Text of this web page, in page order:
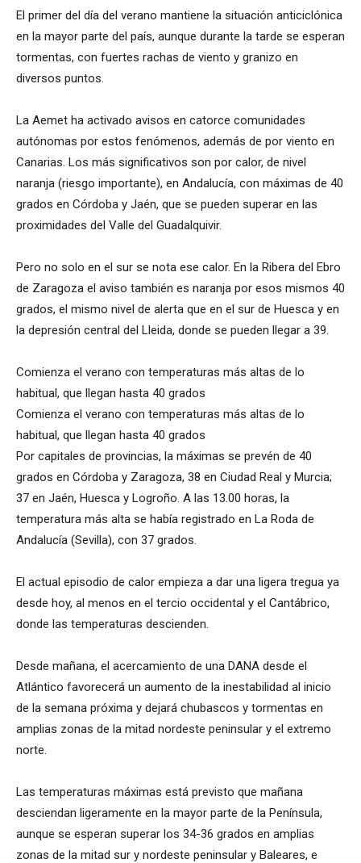
El primer del día del verano mantiene la situación anticiclónica
en la mayor parte del país, aunque durante la tarde se esperan
tormentas, con fuertes rachas de viento y granizo en
diversos puntos.
La Aemet ha activado avisos en catorce comunidades
autónomas por estos fenómenos, además de por viento en
Canarias. Los más significativos son por calor, de nivel
naranja (riesgo importante), en Andalucía, con máximas de 40
grados en Córdoba y Jaén, que se pueden superar en las
proximidades del Valle del Guadalquivir.
Pero no solo en el sur se nota ese calor. En la Ribera del Ebro
de Zaragoza el aviso también es naranja por esos mismos 40
grados, el mismo nivel de alerta que en el sur de Huesca y en
la depresión central del Lleida, donde se pueden llegar a 39.
Comienza el verano con temperaturas más altas de lo
habitual, que llegan hasta 40 grados
Comienza el verano con temperaturas más altas de lo
habitual, que llegan hasta 40 grados
Por capitales de provincias, la máximas se prevén de 40
grados en Córdoba y Zaragoza, 38 en Ciudad Real y Murcia;
37 en Jaén, Huesca y Logroño. A las 13.00 horas, la
temperatura más alta se había registrado en La Roda de
Andalucía (Sevilla), con 37 grados.
El actual episodio de calor empieza a dar una ligera tregua ya
desde hoy, al menos en el tercio occidental y el Cantábrico,
donde las temperaturas descienden.
Desde mañana, el acercamiento de una DANA desde el
Atlántico favorecerá un aumento de la inestabilidad al inicio
de la semana próxima y dejará chubascos y tormentas en
amplias zonas de la mitad nordeste peninsular y el extremo
norte.
Las temperaturas máximas está previsto que mañana
desciendan ligeramente en la mayor parte de la Península,
aunque se esperan superar los 34-36 grados en amplias
zonas de la mitad sur y nordeste peninsular y Baleares, e